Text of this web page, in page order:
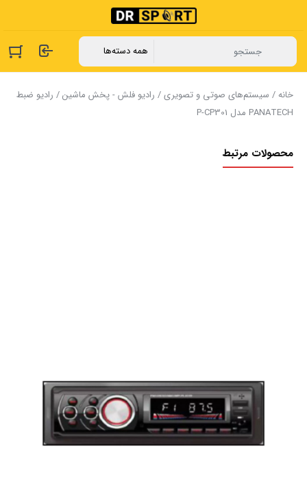
خانه/ سیستم‌های صوتی و تصویری/ رادیو فلش - پخش ماشین/ رادیو ضبط
PANATECH مدل P-CP301
محصولات مرتبط